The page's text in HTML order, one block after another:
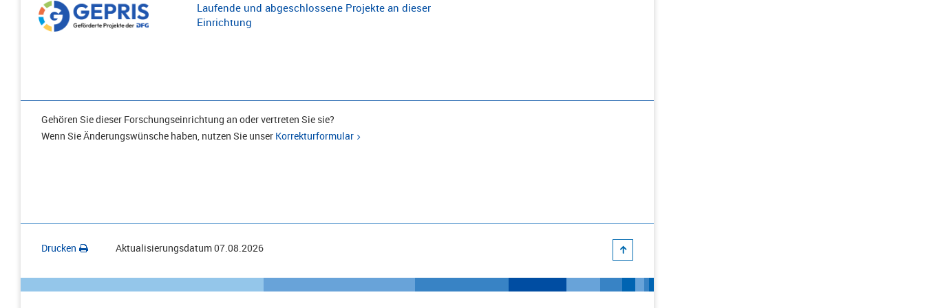
Laufende und abgeschlossene Projekte an dieser
Einrichtung
Gehören Sie dieser Forschungseinrichtung an oder vertreten Sie sie?
Wenn Sie Änderungswünsche haben, nutzen Sie unser Korrekturformular
Drucken Aktualisierungsdatum07.08.2026